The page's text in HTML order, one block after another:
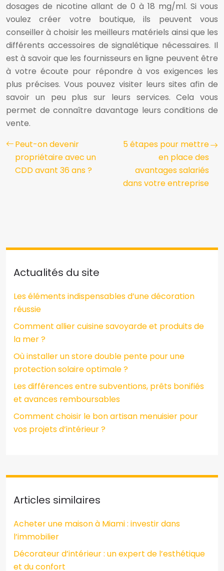
dosages de nicotine allant de 0 à 18 mg/ml. Si vous
voulez créer votre boutique, ils peuvent vous
conseiller à choisir les meilleurs matériels ainsi que les
différents accessoires de signalétique nécessaires. Il
est à savoir que les fournisseurs en ligne peuvent être
à votre écoute pour répondre à vos exigences les
plus précises. Vous pouvez visiter leurs sites afin de
savoir un peu plus sur leurs services. Cela vous
permet de connaître davantage leurs conditions de
vente.
Peut-on devenir
propriétaire avec un
CDD avant 36 ans ?
5 étapes pour mettre
en place des
avantages salariés
dans votre entreprise
Actualités du site
Les éléments indispensables d’une décoration
réussie
Comment allier cuisine savoyarde et produits de
la mer ?
Où installer un store double pente pour une
protection solaire optimale ?
Les différences entre subventions, prêts bonifiés
et avances remboursables
Comment choisir le bon artisan menuisier pour
vos projets d’intérieur ?
Articles similaires
Acheter une maison à Miami : investir dans
l’immobilier
Décorateur d’intérieur : un expert de l’esthétique
et du confort